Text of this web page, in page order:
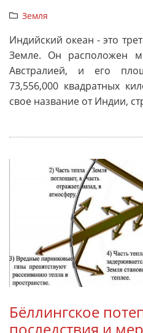
Земля
Индийский океан - это
Земле. Он расположен
Австралией, и его
73,556,000 квадратных
свое название от Индии,
Бёллингское